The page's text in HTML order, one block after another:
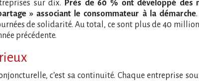
sur dix.
Près de 60 % ont développé des
» associant le consommateur à la démarche
de solidarité. Au total, ce sont plus de 40
précédente.
c​‌’est sa continuité. Chaque entreprise